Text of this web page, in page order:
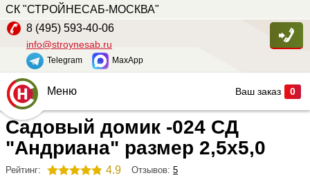
СК "СТРОЙНЕСАБ-МОСКВА"
8 (495) 593-40-06
info@stroynesab.ru
Telegram MaxApp
Ваш заказ 0
Главная
Каталог
Услуги
Меню
Садовый домик -024 СД
"Андриана" размер 2,5х5,0
Рейтинг: 4.9 Отзывов: 5